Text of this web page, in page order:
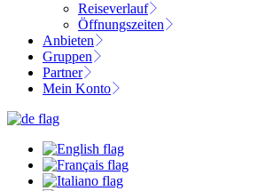
Reiseverlauf
Öffnungszeiten
Anbieten
Gruppen
Partner
Mein Konto